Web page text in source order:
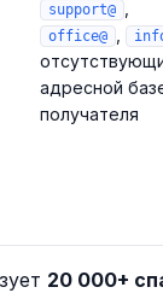
support@
office@
адресной
получателя
20 000+